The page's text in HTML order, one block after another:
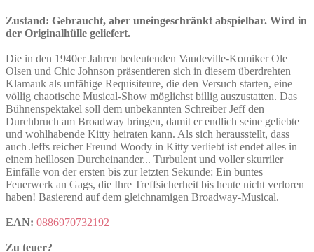
Zustand: Gebraucht, aber uneingeschränkt abspielbar. Wird in
der Originalhülle geliefert.
Die in den 1940er Jahren bedeutenden Vaudeville-Komiker Ole
Olsen und Chic Johnson präsentieren sich in diesem überdrehten
Klamauk als unfähige Requisiteure, die den Versuch starten, eine
völlig chaotische Musical-Show möglichst billig auszustatten. Das
Bühnenspektakel soll dem unbekannten Schreiber Jeff den
Durchbruch am Broadway bringen, damit er endlich seine geliebte
und wohlhabende Kitty heiraten kann. Als sich herausstellt, dass
auch Jeffs reicher Freund Woody in Kitty verliebt ist endet alles in
einem heillosen Durcheinander... Turbulent und voller skurriler
Einfälle von der ersten bis zur letzten Sekunde: Ein buntes
Feuerwerk an Gags, die Ihre Treffsicherheit bis heute nicht verloren
haben! Basierend auf dem gleichnamigen Broadway-Musical.
EAN: 0886970732192
Zu teuer?